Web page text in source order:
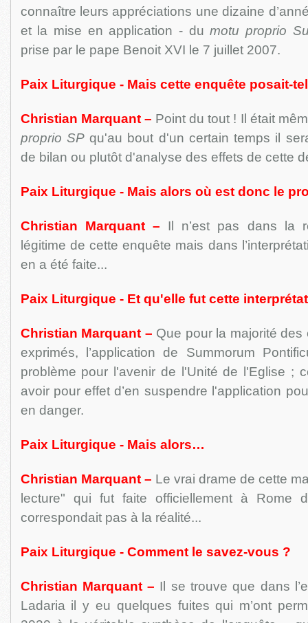
connaître leurs appréciations une dizaine
et la mise en application - dumotu proprio
prise par le pape Benoit XVI le 7 juillet 2007.
Paix Liturgique - Mais cette enquête posait-
Christian Marquant – Point du tout ! Il était
proprio SPqu'au bout d'un certain temps il
de bilan ou plutôt d'analyse des effets de cette
Paix Liturgique - Mais alors où est donc le
Christian Marquant – Il n’est pas dans la
légitime de cette enquête mais dans
en a été faite...
Paix Liturgique - Et qu'elle fut cette
Christian Marquant – Que pour la majorité
exprimés, l’application de Summorum
problème pour l'avenir de l'Unité de l'Eglise ;
avoir pour effet d’en suspendre l'application
en danger.
Paix Liturgique - Mais alors…
Christian Marquant – Le vrai drame de cette
lecture" qui fut faite officiellement à Rome
correspondait pas à la réalité...
Paix Liturgique - Comment le savez-vous ?
Christian Marquant – Il se trouve que dans
Ladaria il y eu quelques fuites qui m’ont